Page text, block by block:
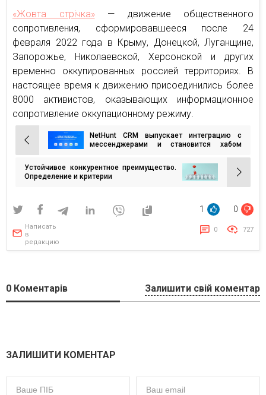
«Жовта стрічка»— движение общественного
сопротивления, сформировавшееся после 24
февраля 2022 года в Крыму, Донецкой, Луганщине,
Запорожье, Николаевской, Херсонской и других
временно оккупированных россией территориях. В
настоящее время к движению присоединились более
8000 активистов, оказывающих информационное
сопротивление оккупационному режиму.
Навигация
по
записям
NetHunt CRM выпускает интеграцию с
мессенджерами и становится хабом
Устойчивое конкурентное преимущество.
Определение и критерии
1 0
Написать
в
редакцию
0 727
0 Коментарів Залишити свій коментар
ЗАЛИШИТИ КОМЕНТАР